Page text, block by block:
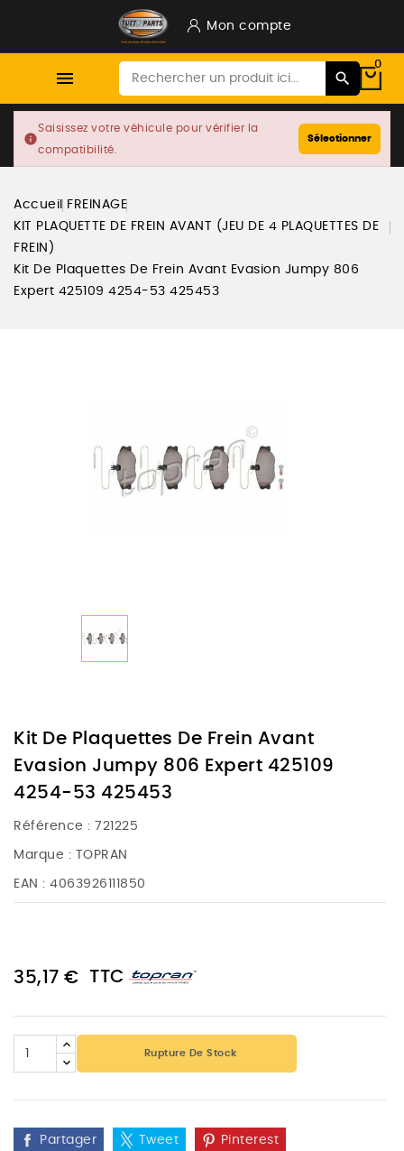
Mon compte

0
info
Saisissez votre véhicule pour vérifier la
compatibilité.
Sélectionner
Accueil
FREINAGE
KIT PLAQUETTE DE FREIN AVANT (JEU DE 4 PLAQUETTES DE
FREIN)
Kit De Plaquettes De Frein Avant Evasion Jumpy 806
Expert 425109 4254-53 425453
Kit De Plaquettes De Frein Avant
Evasion Jumpy 806 Expert 425109
4254-53 425453
Référence : 721225
Marque : TOPRAN
EAN : 4063926111850
35,17 € TTC
Rupture De Stock
Partager Tweet Pinterest